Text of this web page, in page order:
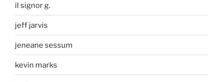
il signor g.
jeff jarvis
jeneane sessum
kevin marks